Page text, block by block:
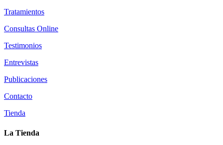
Tratamientos
Consultas Online
Testimonios
Entrevistas
Publicaciones
Contacto
Tienda
La Tienda